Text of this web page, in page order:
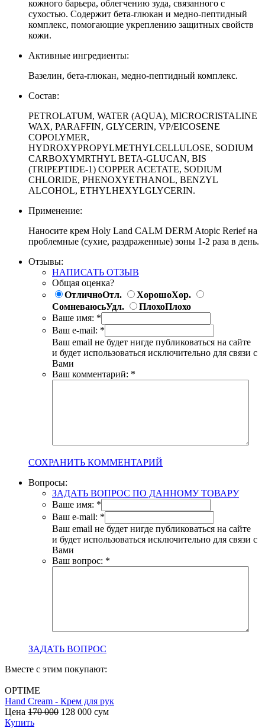
кожного барьера, облегчению зуда, связанного с
сухостью. Содержит бета-глюкан и медно-пептидный
комплекс, помогающие укреплению защитных свойств
кожи.
Активные ингредиенты:
Вазелин, бета-глюкан, медно-пептидный комплекс.
Состав:
PETROLATUM, WATER (AQUA), MICROCRISTALINE
WAX, PARAFFIN, GLYCERIN, VP/EICOSENE
COPOLYMER,
HYDROXYPROPYLMETHYLCELLULOSE, SODIUM
CARBOXYMRTHYL BETA-GLUCAN, BIS
(TRIPEPTIDE-1) COPPER ACETATE, SODIUM
CHLORIDE, PHENOXYETHANOL, BENZYL
ALCOHOL, ETHYLHEXYLGLYCERIN.
Применение:
Наносите крем Holy Land CALM DERM Atopic Rerief на
проблемные (сухие, раздраженные) зоны 1-2 раза в день.
Отзывы:
НАПИСАТЬ ОТЗЫВ
Общая оценка?
ОтличноОтл. ХорошоХор.
СомневаюсьУдл. ПлохоПлохо
Ваше имя: *
Ваш e-mail: *
Ваш email не будет нигде публиковаться на сайте
и будет использоваться исключительно для связи с
Вами
Ваш комментарий: *
СОХРАНИТЬ КОММЕНТАРИЙ
Вопросы:
ЗАДАТЬ ВОПРОС ПО ДАННОМУ ТОВАРУ
Ваше имя: *
Ваш e-mail: *
Ваш email не будет нигде публиковаться на сайте
и будет использоваться исключительно для связи с
Вами
Ваш вопрос: *
ЗАДАТЬ ВОПРОС
Вместе с этим покупают:
OPTIME
Hand Cream - Крем для рук
Цена 170 000 128 000 сум
Купить